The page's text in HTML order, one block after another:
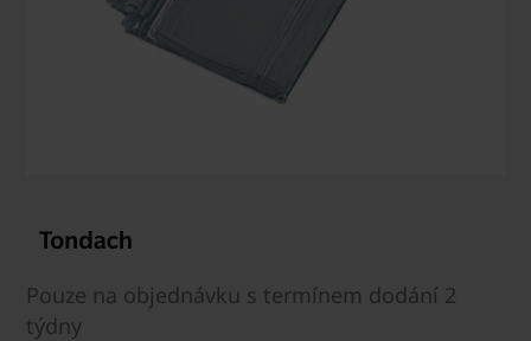
Pouze na objednávku s termínem dodání 2
týdny